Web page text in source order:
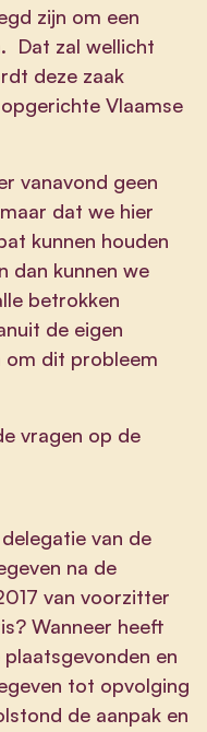
zijn om een
Dat zal wellicht
deze zaak
Vlaamse
vanavond geen
dat we hier
kunnen houden
dan kunnen we
betrokken
de eigen
om dit probleem
vragen op de
van de
na de
van voorzitter
Wanneer heeft
en
tot opvolging
de aanpak en